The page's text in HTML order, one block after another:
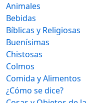
Animales
Bebidas
Bíblicas y Religiosas
Buenísimas
Chistosas
Colmos
Comida y Alimentos
¿Cómo se dice?